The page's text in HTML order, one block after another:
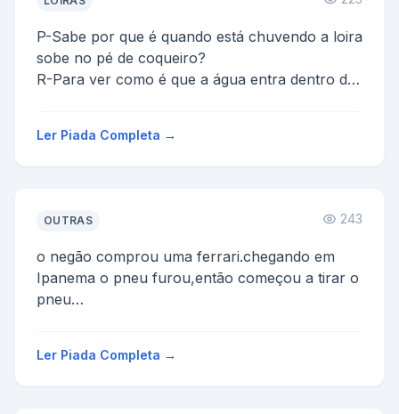
P-Sabe por que é quando está chuvendo a loira
sobe no pé de coqueiro?
R-Para ver como é que a água entra dentro do
Ler Piada Completa →
OUTRAS 243
o negão comprou uma ferrari.chegando em
Ipanema o pneu furou,então começou a tirar o
pneu
res...
Ler Piada Completa →